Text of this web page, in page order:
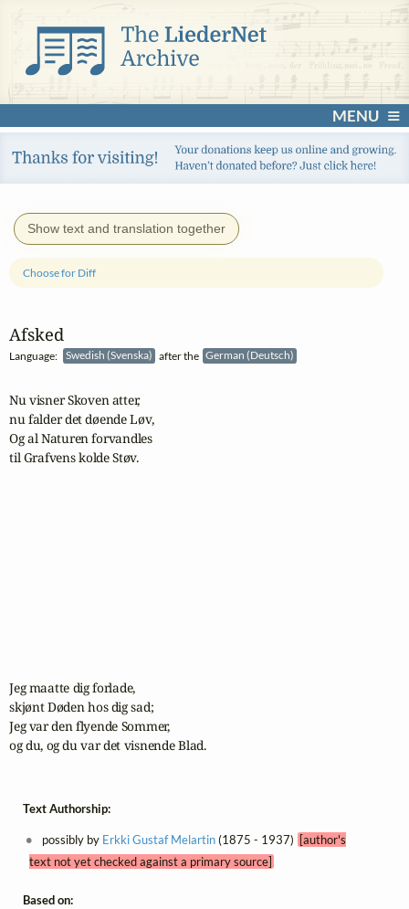
MENU
Show text and translation together
Afsked
Language: Swedish (Svenska) after the German (Deutsch)
Choose for Diff
Nu visner Skoven atter,
nu falder det døende Løv,
Og al Naturen forvandles
til Grafvens kolde Støv.
Jeg maatte dig forlade,
skjønt Døden hos dig sad;
Jeg var den flyende Sommer,
og du, og du var det visnende Blad.
Text Authorship:
possibly by Erkki Gustaf Melartin(1875 - 1937) [author's
text not yet checked against a primary source]
Based on: